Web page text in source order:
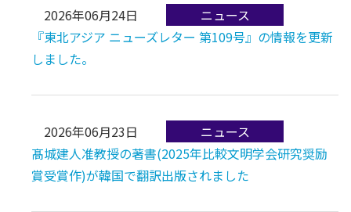
2026年06月24日
『東北アジア ニューズレター 第109号』の情報を更新
しました。
2026年06月23日
髙城建人准教授の著書(2025年比較文明学会研究奨励
賞受賞作)が韓国で翻訳出版されました